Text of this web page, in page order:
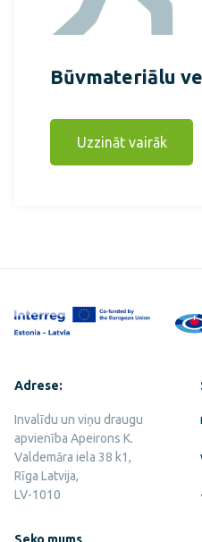
Būvmateriālu
Uzzināt vairāk
Adrese:
Invalīdu un viņu draugu
apvienība Apeirons K.
Valdemāra iela 38 k1,
Rīga Latvija,
LV-1010
Seko mums